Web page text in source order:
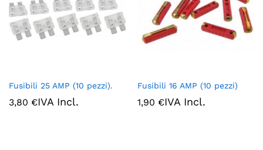
Fusibili 25 AMP (10 pezzi).
3,80 €IVA Incl.
Fusibili 16 AMP (10 pezzi)
1,90 €IVA Incl.